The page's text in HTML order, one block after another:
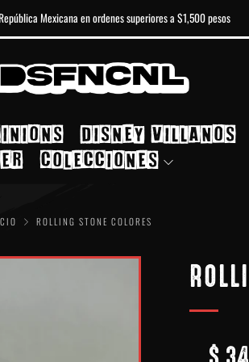
Mexicana en ordenes superiores a $1,500 pesos
DISNEY VILLANOS
COLECCIONES
ROLLING STONE COLORES